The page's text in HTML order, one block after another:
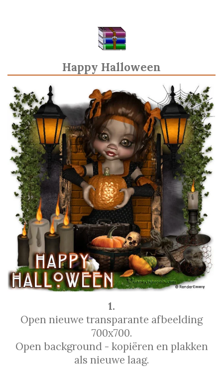
Happy Halloween
1.
Open nieuwe transparante afbeelding
700x700.
Open background - kopiëren en plakken
als nieuwe laag.